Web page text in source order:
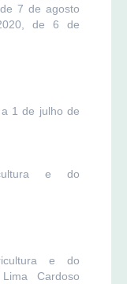
7 de agosto
de 6 de
1 de julho de
e do
e do
Cardoso